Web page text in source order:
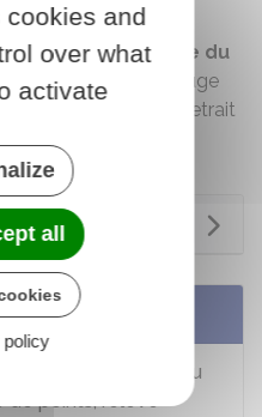
contenues.
au titulaire du
. Par exemple, le juge
une décision de retrait
les informations du
de points, relevé
and
over what
activate
all